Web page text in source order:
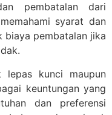
pembatalan dari
syarat dan
biaya pembatalan jika
lepas kunci maupun
keuntungan yang
dan preferensi